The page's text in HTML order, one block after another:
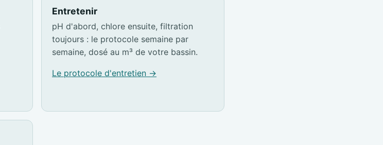
Entretenir
pH d'abord, chlore ensuite, filtration
toujours : le protocole semaine par
semaine, dosé au m³ de votre bassin.
Le protocole d'entretien →